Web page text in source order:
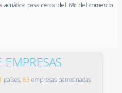
pasa cerca del 6% del comercio
países, 83 empresas patrocinadas